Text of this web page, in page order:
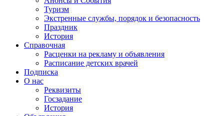
Туризм
Экстренные службы, порядок и безопасность
Праздник
История
Справочная
Расценки на рекламу и объявления
Расписание детских врачей
Подписка
О нас
Реквизиты
Госзадание
История